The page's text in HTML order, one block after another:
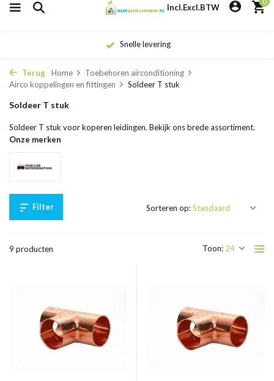
Incl.Excl.BTW
Snelle levering
Terug Home
Toebehoren airconditioning
Airco koppelingen en fittingen
Soldeer T stuk
Soldeer T stuk
Soldeer T stuk voor koperen leidingen. Bekijk ons brede assortiment.
Onze merken
Filter
9 producten Toon:
Sorteren op: